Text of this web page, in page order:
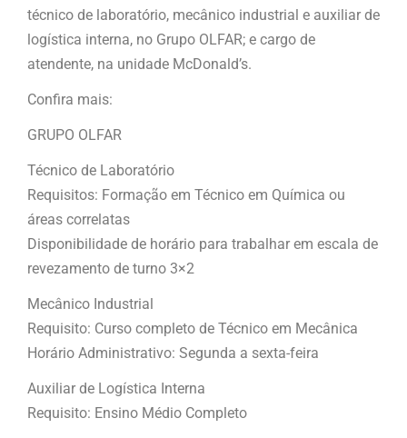
técnico de laboratório, mecânico industrial e auxiliar de
logística interna, no Grupo OLFAR; e cargo de
atendente, na unidade McDonald’s.
Confira mais:
GRUPO OLFAR
Técnico de Laboratório
Requisitos: Formação em Técnico em Química ou
áreas correlatas
Disponibilidade de horário para trabalhar em escala de
revezamento de turno 3×2
Mecânico Industrial
Requisito: Curso completo de Técnico em Mecânica
Horário Administrativo: Segunda a sexta-feira
Auxiliar de Logística Interna
Requisito: Ensino Médio Completo